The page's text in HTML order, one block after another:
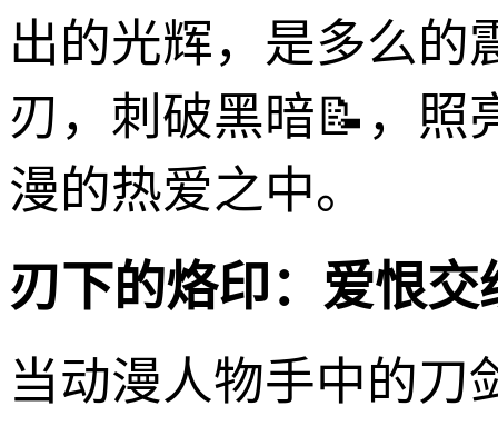
出的光辉，是多么的
刃，刺破黑暗📝，照
漫的热爱之中。
刃下的烙印：爱恨
当动漫人物手中的刀